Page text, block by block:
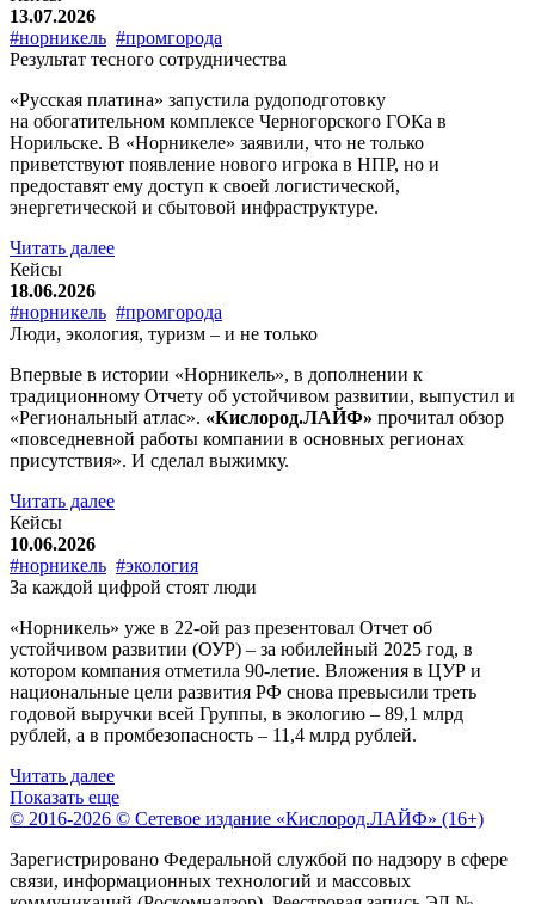
13.07.2026
#норникель #промгорода
Результат тесного сотрудничества
«Русская платина» запустила рудоподготовку
на обогатительном комплексе Черногорского ГОКа в
Норильске. В «Норникеле» заявили, что не только
приветствуют появление нового игрока в НПР, но и
предоставят ему доступ к своей логистической,
энергетической и сбытовой инфраструктуре.
Читать далее
Кейсы
18.06.2026
#норникель #промгорода
Люди, экология, туризм – и не только
Впервые в истории «Норникель», в дополнении к
традиционному Отчету об устойчивом развитии, выпустил и
«Региональный атлас». «Кислород.ЛАЙФ» прочитал обзор
«повседневной работы компании в основных регионах
присутствия». И сделал выжимку.
Читать далее
Кейсы
10.06.2026
#норникель #экология
За каждой цифрой стоят люди
«Норникель» уже в 22-ой раз презентовал Отчет об
устойчивом развитии (ОУР) – за юбилейный 2025 год, в
котором компания отметила 90-летие. Вложения в ЦУР и
национальные цели развития РФ снова превысили треть
годовой выручки всей Группы, в экологию – 89,1 млрд
рублей, а в промбезопасность – 11,4 млрд рублей.
Читать далее
Показать еще
© 2016-2026 © Сетевое издание «Кислород.ЛАЙФ» (16+)
Зарегистрировано Федеральной службой по надзору в сфере
связи, информационных технологий и массовых